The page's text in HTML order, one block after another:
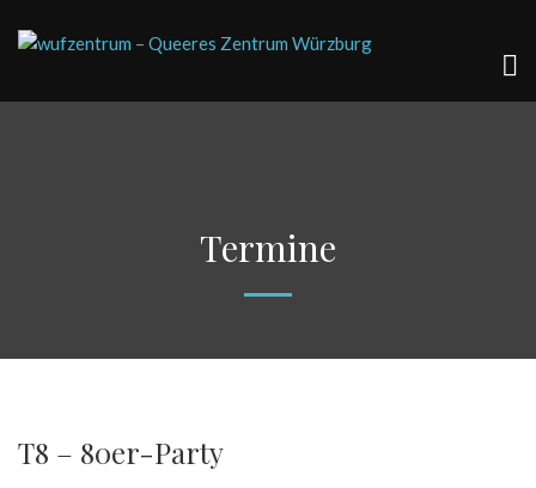
Termine
T8 – 80er-Party